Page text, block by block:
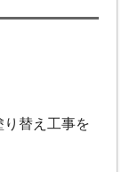
替え工事を